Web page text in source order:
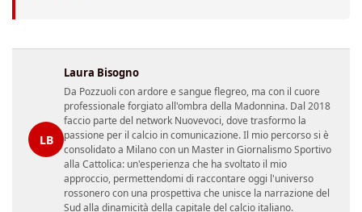
LB
Laura Bisogno
Da Pozzuoli con ardore e sangue flegreo, ma con il cuore
professionale forgiato all'ombra della Madonnina. Dal 2018
faccio parte del network Nuovevoci, dove trasformo la
passione per il calcio in comunicazione. Il mio percorso si è
consolidato a Milano con un Master in Giornalismo Sportivo
alla Cattolica: un'esperienza che ha svoltato il mio
approccio, permettendomi di raccontare oggi l'universo
rossonero con una prospettiva che unisce la narrazione del
Sud alla dinamicità della capitale del calcio italiano.